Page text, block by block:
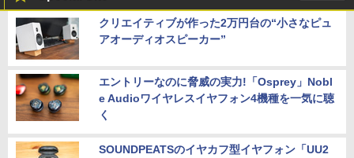
クリエイティブが作った2万円台の“小さなピュ
アオーディオスピーカー”
エントリーなのに脅威の実力!「Osprey」Nobl
e Audioワイヤレスイヤフォン4機種を一気に聴
く
SOUNDPEATSのイヤカフ型イヤフォン「UU2